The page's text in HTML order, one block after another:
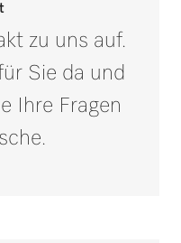
zu uns auf.
Sie da und
Ihre Fragen